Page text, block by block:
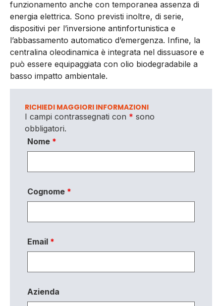
funzionamento anche con temporanea assenza di
energia elettrica. Sono previsti inoltre, di serie,
dispositivi per l’inversione antinfortunistica e
l’abbassamento automatico d’emergenza. Infine, la
centralina oleodinamica è integrata nel dissuasore e
può essere equipaggiata con olio biodegradabile a
basso impatto ambientale.
RICHIEDI MAGGIORI INFORMAZIONI
I campi contrassegnati con * sono
obbligatori.
Nome *
Cognome *
Email *
Azienda